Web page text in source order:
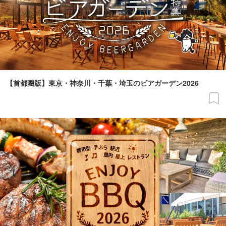
【首都圏版】東京・神奈川・千葉・埼玉のビアガーデン2026